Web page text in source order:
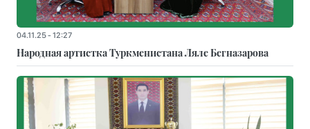
04.11.25 - 12:27
Народная артистка Туркменистана Ляле Бегназарова